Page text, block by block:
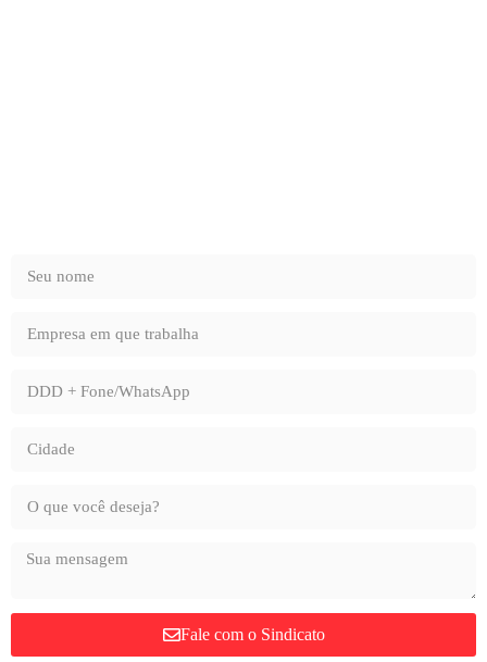
Fale com o Sindicato